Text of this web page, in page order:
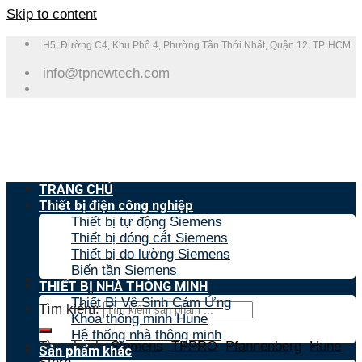
Skip to content
H5, Đường C4, Khu Phố 4, Phường Tân Thới Nhất, Quận 12, TP. HCM
info@tpnewtech.com
Tìm kiếm:
Tìm nhanh:Siemens,TPPRO,Pfannenberg,Hune,
TRANG CHỦ
Thiết bị điện công nghiệp
Thiết bị tự động Siemens
Thiết bị đóng cắt Siemens
Thiết bị đo lường Siemens
Biến tần Siemens
THIẾT BỊ NHÀ THÔNG MINH
Thiết Bị Vệ Sinh Cảm Ứng
Khóa thông minh Hune
Hệ thống nhà thông minh
Sản phẩm khác